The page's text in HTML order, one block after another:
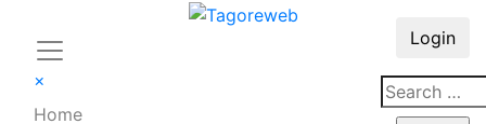
×
Home
Login